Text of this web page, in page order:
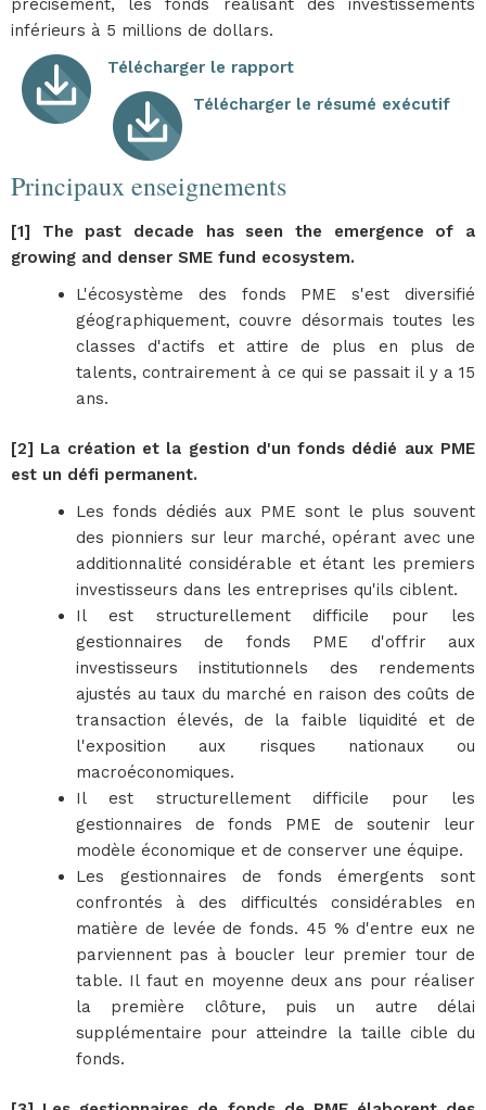
précisément, les fonds réalisant des investissements
inférieurs à 5 millions de dollars.
Télécharger le rapport
Télécharger le résumé exécutif
Principaux enseignements
[1] The past decade has seen the emergence of a
growing and denser SME fund ecosystem.
L'écosystème des fonds PME s'est diversifié
géographiquement, couvre désormais toutes les
classes d'actifs et attire de plus en plus de
talents, contrairement à ce qui se passait il y a 15
ans.
[2] La création et la gestion d'un fonds dédié aux PME
est un défi permanent.
Les fonds dédiés aux PME sont le plus souvent
des pionniers sur leur marché, opérant avec une
additionnalité considérable et étant les premiers
investisseurs dans les entreprises qu'ils ciblent.
Il est structurellement difficile pour les
gestionnaires de fonds PME d'offrir aux
investisseurs institutionnels des rendements
ajustés au taux du marché en raison des coûts de
transaction élevés, de la faible liquidité et de
l'exposition aux risques nationaux ou
macroéconomiques.
Il est structurellement difficile pour les
gestionnaires de fonds PME de soutenir leur
modèle économique et de conserver une équipe.
Les gestionnaires de fonds émergents sont
confrontés à des difficultés considérables en
matière de levée de fonds. 45 % d'entre eux ne
parviennent pas à boucler leur premier tour de
table. Il faut en moyenne deux ans pour réaliser
la première clôture, puis un autre délai
supplémentaire pour atteindre la taille cible du
fonds.